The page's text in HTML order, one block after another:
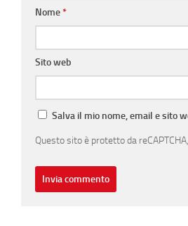
Nome*
Sito web
Salva il mio nome, email e sito
Questo sito è protetto da